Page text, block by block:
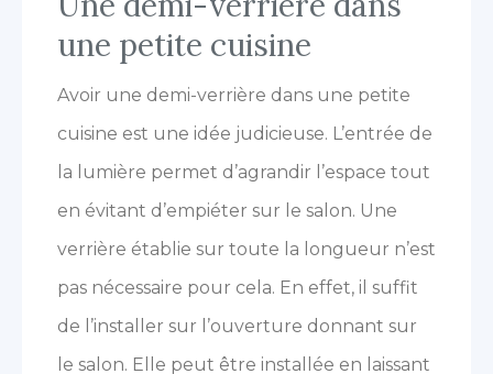
une petite cuisine
Avoir une demi-verrière dans une petite
cuisine est une idée judicieuse. L’entrée de
la lumière permet d’agrandir l’espace tout
en évitant d’empiéter sur le salon. Une
verrière établie sur toute la longueur n’est
pas nécessaire pour cela. En effet, il suffit
de l’installer sur l’ouverture donnant sur
le salon. Elle peut être installée en laissant